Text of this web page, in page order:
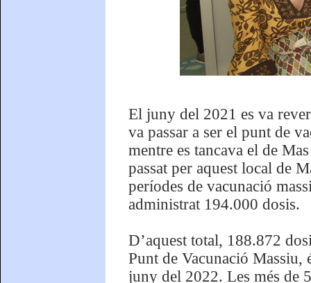
El juny del 2021 es va
va passar a ser el punt de
mentre es tancava el de
passat per aquest local de
períodes de vacunació
administrat 194.000 dosis.
D’aquest total, 188.872
Punt de Vacunació
juny del 2022. Les més de